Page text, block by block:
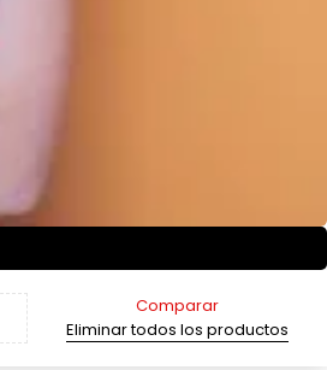
Comparar
Eliminar todos los productos